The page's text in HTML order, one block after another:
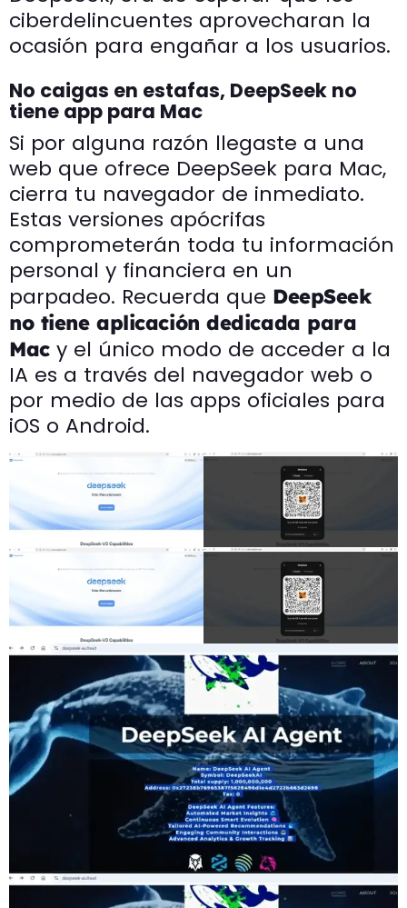
ciberdelincuentes aprovecharan la
ocasión para engañar a los usuarios.
No caigas en estafas, DeepSeek no
tiene app para Mac
Si por alguna razón llegaste a una
web que ofrece DeepSeek para Mac,
cierra tu navegador de inmediato.
Estas versiones apócrifas
comprometerán toda tu información
personal y financiera en un
parpadeo. Recuerda que DeepSeek
no tiene aplicación dedicada para
Macy el único modo de acceder a la
IA es a través del navegador web o
por medio de las apps oficiales para
iOS o Android.